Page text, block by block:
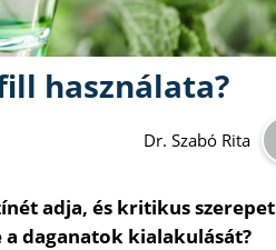
használata?
Dr. Szabó Rita
adja, és kritikus szerepet
daganatok kialakulását?